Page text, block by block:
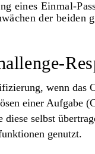
eines Einmal-
der beiden
wenn das
einer Aufgabe
selbst
genutzt.